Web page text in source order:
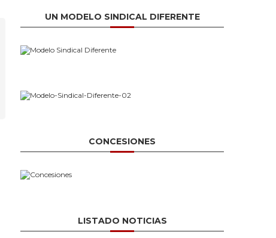
UN MODELO SINDICAL DIFERENTE
CONCESIONES
LISTADO NOTICIAS